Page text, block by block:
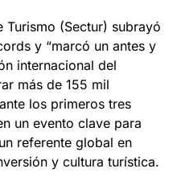
Turismo (Sectur) subrayó
y “marcó un antes y
internacional del
más de 155 mil
los primeros tres
un evento clave para
referente global en
y cultura turística.